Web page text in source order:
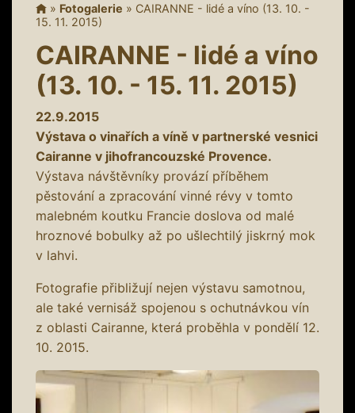
» Fotogalerie » CAIRANNE - lidé a víno (13. 10. -
15. 11. 2015)
CAIRANNE - lidé a víno
(13. 10. - 15. 11. 2015)
22.9.2015
Výstava o vinařích a víně v partnerské vesnici
Cairanne v jihofrancouzské Provence.
Výstava návštěvníky provází příběhem
pěstování a zpracování vinné révy v tomto
malebném koutku Francie doslova od malé
hroznové bobulky až po ušlechtilý jiskrný mok
v lahvi.
Fotografie přibližují nejen výstavu samotnou,
ale také vernisáž spojenou s ochutnávkou vín
z oblasti Cairanne, která proběhla v pondělí 12.
10. 2015.